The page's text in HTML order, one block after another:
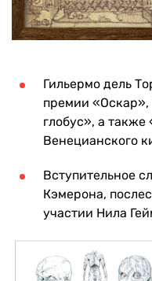
Гильермо дель
премии «Оскар»,
глобус», а также
Венецианского
Вступительное
Кэмерона,
участии Нила